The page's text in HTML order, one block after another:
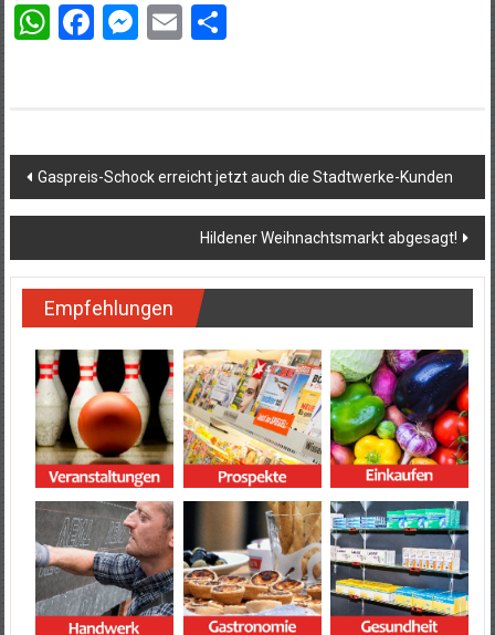
WhatsApp
Facebook
Messenger
EmailTeilen
Beitragsnavigation
Gaspreis-Schock erreicht jetzt auch die Stadtwerke-Kunden
Hildener Weihnachtsmarkt abgesagt!
Empfehlungen